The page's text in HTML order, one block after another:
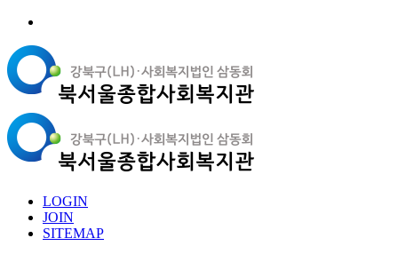
LOGIN
JOIN
SITEMAP